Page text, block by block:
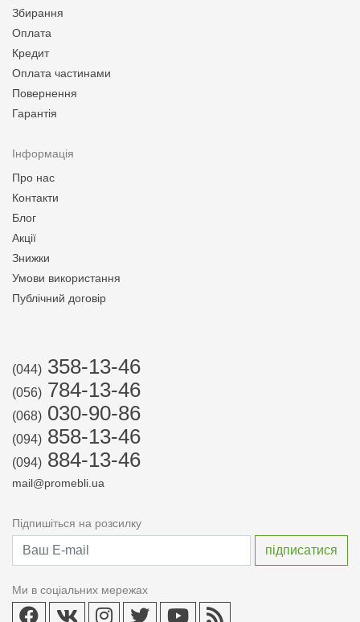
Збирання
Оплата
Кредит
Оплата частинами
Повернення
Гарантія
Інформація
Про нас
Контакти
Блог
Акції
Знижки
Умови використання
Публічний договір
(044) 358-13-46
(056) 784-13-46
(068) 030-90-86
(094) 858-13-46
(094) 884-13-46
mail@promebli.ua
Підпишіться на розсилку
Ми в соціальних мережах